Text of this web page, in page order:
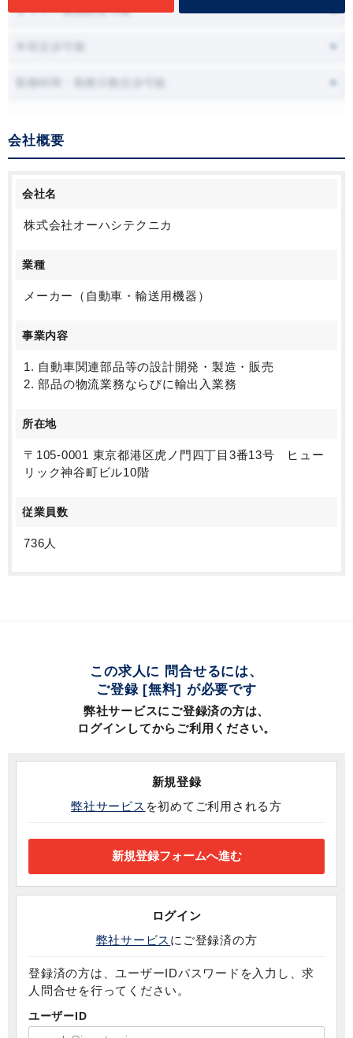
オファー面談設定可能
会社概要
会社名
株式会社オーハシテクニカ
業種
メーカー（自動車・輸送用機器）
事業内容
1. 自動車関連部品等の設計開発・製造・販売
2. 部品の物流業務ならびに輸出入業務
所在地
〒105-0001 東京都港区虎ノ門四丁目3番13号 ヒュー
リック神谷町ビル10階
従業員数
736人
この求人に 問合せるには、
ご登録 [無料] が必要です
弊社サービスにご登録済の方は、
ログインしてからご利用ください。
新規登録
弊社サービス を初めてご利用される方
ログイン
弊社サービス にご登録済の方
登録済の方は、ユーザーIDパスワードを入力し、求
人問合せを行ってください。
ユーザーID